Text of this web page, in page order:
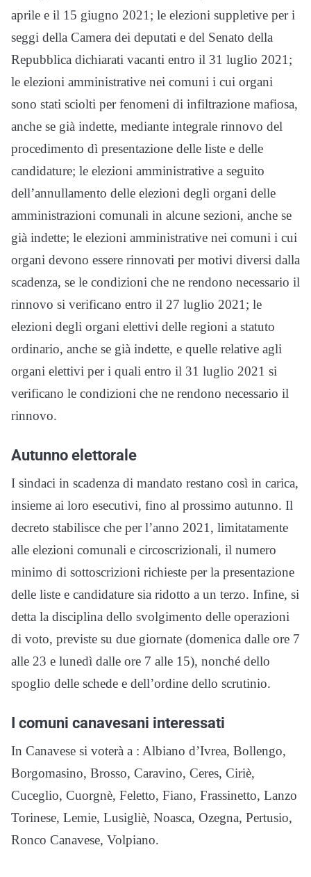
aprile e il 15 giugno 2021; le elezioni suppletive per i
seggi della Camera dei deputati e del Senato della
Repubblica dichiarati vacanti entro il 31 luglio 2021;
le elezioni amministrative nei comuni i cui organi
sono stati sciolti per fenomeni di infiltrazione mafiosa,
anche se già indette, mediante integrale rinnovo del
procedimento dì presentazione delle liste e delle
candidature; le elezioni amministrative a seguito
dell’annullamento delle elezioni degli organi delle
amministrazioni comunali in alcune sezioni, anche se
già indette; le elezioni amministrative nei comuni i cui
organi devono essere rinnovati per motivi diversi dalla
scadenza, se le condizioni che ne rendono necessario il
rinnovo si verificano entro il 27 luglio 2021; le
elezioni degli organi elettivi delle regioni a statuto
ordinario, anche se già indette, e quelle relative agli
organi elettivi per i quali entro il 31 luglio 2021 si
verificano le condizioni che ne rendono necessario il
rinnovo.
Autunno elettorale
I sindaci in scadenza di mandato restano così in carica,
insieme ai loro esecutivi, fino al prossimo autunno. Il
decreto stabilisce che per l’anno 2021, limitatamente
alle elezioni comunali e circoscrizionali, il numero
minimo di sottoscrizioni richieste per la presentazione
delle liste e candidature sia ridotto a un terzo. Infine, si
detta la disciplina dello svolgimento delle operazioni
di voto, previste su due giornate (domenica dalle ore 7
alle 23 e lunedì dalle ore 7 alle 15), nonché dello
spoglio delle schede e dell’ordine dello scrutinio.
I comuni canavesani interessati
In Canavese si voterà a : Albiano d’Ivrea, Bollengo,
Borgomasino, Brosso, Caravino, Ceres, Ciriè,
Cuceglio, Cuorgnè, Feletto, Fiano, Frassinetto, Lanzo
Torinese, Lemie, Lusigliè, Noasca, Ozegna, Pertusio,
Ronco Canavese, Volpiano.